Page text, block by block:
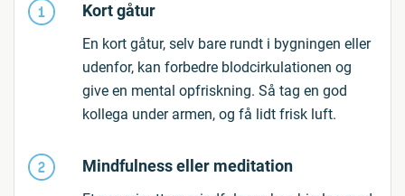
Kort gåtur
En kort gåtur, selv bare rundt i bygningen eller
udenfor, kan forbedre blodcirkulationen og
give en mental opfriskning. Så tag en god
kollega under armen, og få lidt frisk luft.
Mindfulness eller meditation